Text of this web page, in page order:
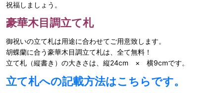
祝福しましょう。
豪華木目調立て札
御祝いの立て札は用途に合わせてご用意致します。
胡蝶蘭に合う豪華木目調立て札は、全て無料！
立て札（縦書き）の大きさは、縦24cm × 横9cmです。
立て札への記載方法はこちらです。